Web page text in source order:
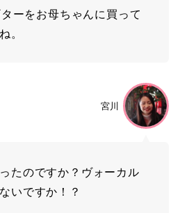
ーをお⺟ちゃんに買って
。
宮川
たのですか？ヴォーカル
いですか！？